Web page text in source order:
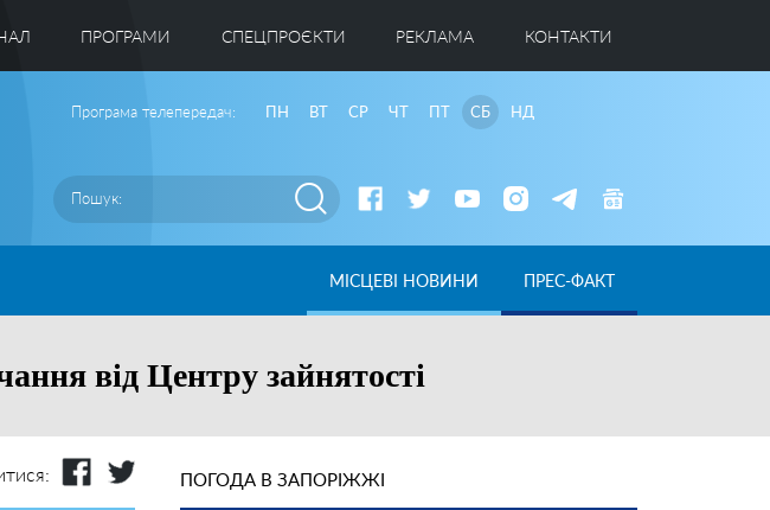
ПРОГРАМИ CПЕЦПРОЄКТИ РЕКЛАМА КОНТАКТИ
Програма телепередач: ПН ВТ СР ЧТ ПТ СБ НД
МІСЦЕВІ НОВИНИ ПРЕС-ФАКТ
від Центру зайнятості
ПОГОДА В ЗАПОРІЖЖІ